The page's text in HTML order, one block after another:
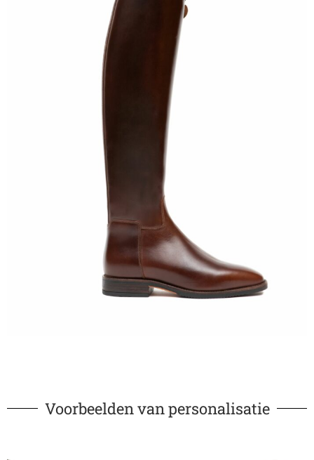
Voorbeelden van personalisatie